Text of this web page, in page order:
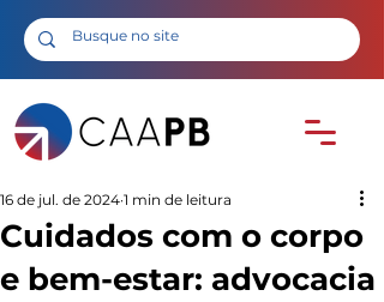
Cuidados com o corpo
e bem-estar: advocacia
16 de jul. de 2024 1 min de leitura